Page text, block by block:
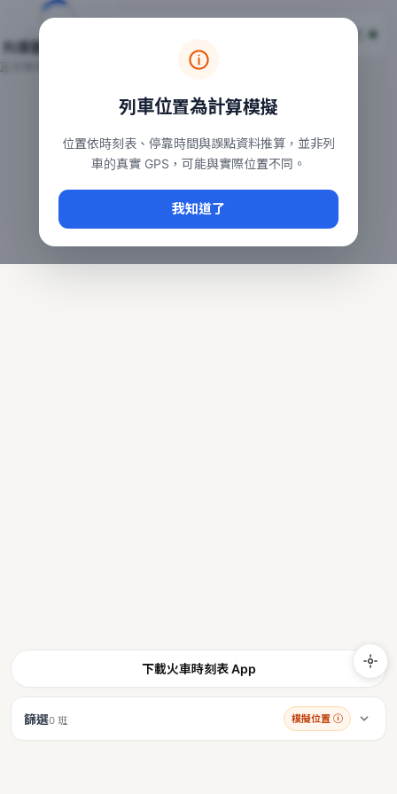
台鐵列車即時位置地圖
本頁顯示目前全台鐵運行中的列車位置，涵蓋自強、普悠瑪、
常用查詢：
、台中車站即時動態
台鐵即時動態
下載火車時刻表 App
篩選0 班 模擬位置 ⓘ
列車位置為計算模擬
位置依時刻表、停靠時間與誤點資料推算，並非列
車的真實 GPS，可能與實際位置不同。
我知道了
列車動態載入中…